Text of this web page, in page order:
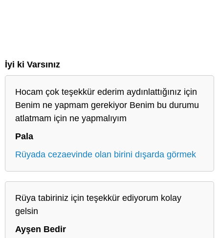
İyi ki Varsınız
Hocam çok teşekkür ederim aydınlattığınız için
Benim ne yapmam gerekiyor Benim bu durumu
atlatmam için ne yapmalıyım
Pala
Rüyada cezaevinde olan birini dışarda görmek
Rüya tabiriniz için teşekkür ediyorum kolay
gelsin
Ayşen Bedir